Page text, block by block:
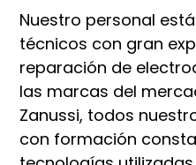
Nuestro personal
técnicos con gran
reparación de
las marcas del
Zanussi, todos
con formación